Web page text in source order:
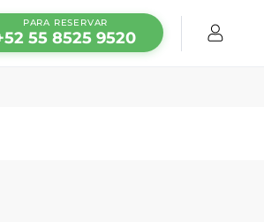
PARA RESERVAR
55 8525 9520